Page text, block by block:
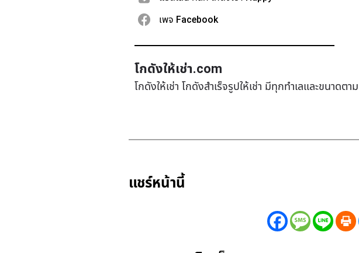
เพจ Facebook
โกดังให้เช่า.com
โกดังให้เช่า โกดังสำเร็จรูปให้เช่า มีทุกทำเล​และขนาดต
แชร์หน้านี้